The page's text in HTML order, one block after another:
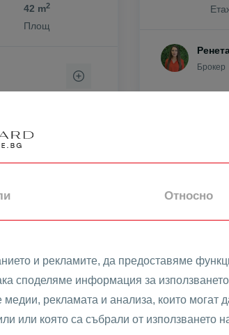
42 m2
Площ
Брокер
Относно
и рекламите, да предоставяме
споделяме информация за
рекламата и анализа, които могат
или която са събрали от използването